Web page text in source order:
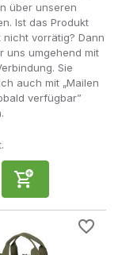
gleichen
ihre
und ein
Aus
Arten
auf einen
ist.
und
entwickelt.
Pistolen-
die ihre
über unseren
Ist das Produkt
nicht vorrätig? Dann
uns umgehend mit
Sie
auch mit „Mailen
verfügbar”